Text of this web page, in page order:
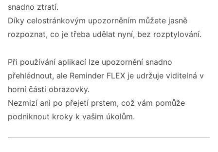
snadno ztratí.
Díky celostránkovým upozorněním můžete jasně
rozpoznat, co je třeba udělat nyní, bez rozptylování.
Při používání aplikací lze upozornění snadno
přehlédnout, ale Reminder FLEX je udržuje viditelná v
horní části obrazovky.
Nezmizí ani po přejetí prstem, což vám pomůže
podniknout kroky k vašim úkolům.